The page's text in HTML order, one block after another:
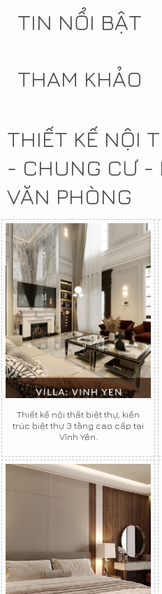
TIN NỔI BẬT
THAM KHẢO
THIẾT KẾ NỘI
- CHUNG CƯ -
VĂN PHÒNG
Thiết kế nội thất biệt thự, kiến
trúc biệt thự 3 tầng cao cấp tại
Vĩnh Yên.